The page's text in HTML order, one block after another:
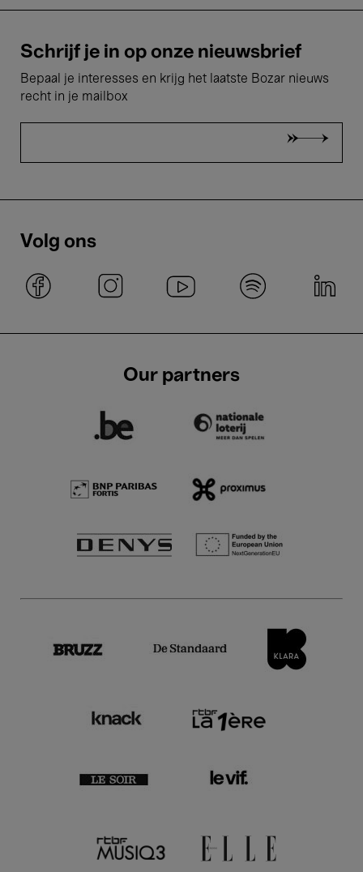
Schrijf je in op onze nieuwsbrief
Bepaal je interesses en krijg het laatste Bozar nieuws
recht in je mailbox
Volg ons
Our partners